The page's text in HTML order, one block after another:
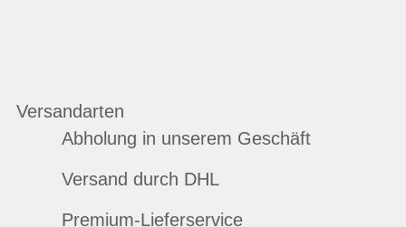
Versandarten
Abholung in unserem Geschäft
Versand durch DHL
Premium-Lieferservice